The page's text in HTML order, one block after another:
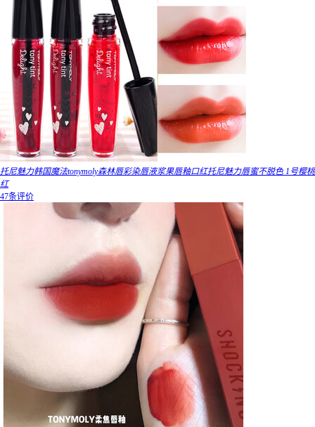
托尼魅力韩国魔法tonymoly森林唇彩染唇液浆果唇釉口红托尼魅力唇蜜不脱色 1号樱桃
红
47条评价